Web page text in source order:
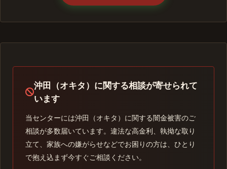
沖田（オキタ）に関する相談が寄せられて
います
当センターには沖田（オキタ）に関する闇金被害のご
相談が多数届いています。違法な高金利、執拗な取り
立て、家族への嫌がらせなどでお困りの方は、ひとり
で抱え込まず今すぐご相談ください。